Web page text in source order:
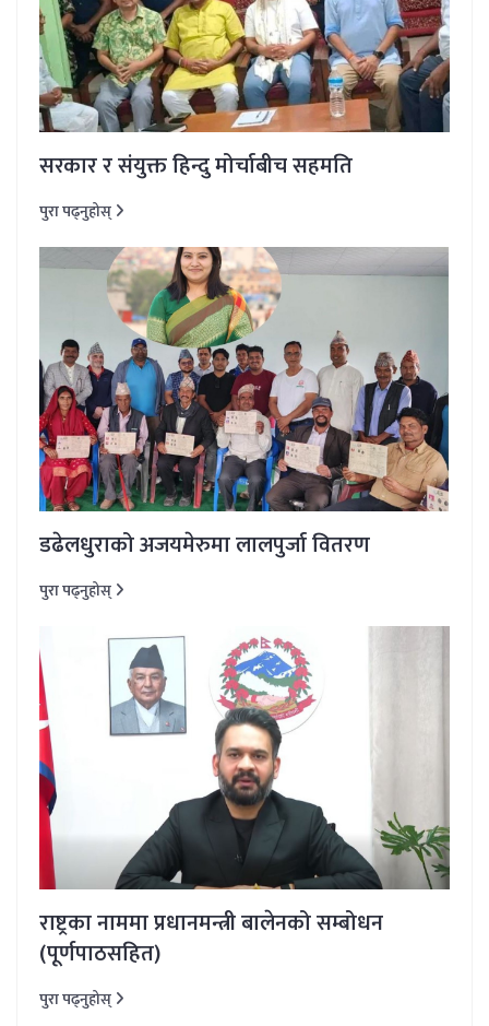
सरकार र संयुक्त हिन्दु मोर्चाबीच सहमति
पुरा पढ्नुहोस्
डढेलधुराको अजयमेरुमा लालपुर्जा वितरण
पुरा पढ्नुहोस्
राष्ट्रका नाममा प्रधानमन्त्री बालेनको सम्बोधन
(पूर्णपाठसहित)
पुरा पढ्नुहोस्